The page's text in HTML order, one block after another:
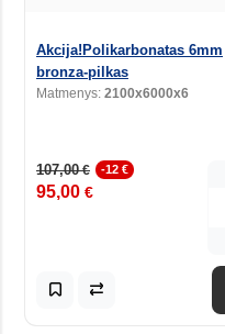
Akcija!Polikarbonatas 6mm
bronza-pilkas
Matmenys: 2100x6000x6
107,00€ -12 €
95,00 €